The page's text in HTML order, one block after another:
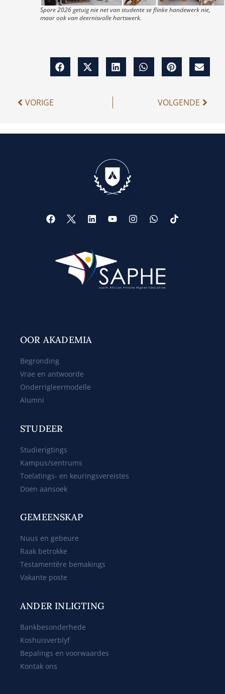
Spore 2026 getuig nie net van studente se flinke handewerk nie,
maar ook van deernisvolle hartswerk.
VORIGE VOLGENDE
OOR AKADEMIA
Begronding
Vrae en antwoorde
Onderrigleermodelle
Alumni
STUDEER
Studierigtings
Kampus/sentrums
Toelatings- en keuringsvereistes
Doen aansoek
GEMEENSKAP
Nuus en gebeure
Raak betrokke
Testamentêre bemakings
Vakante poste
ANDER INLIGTING
Bankbesonderhede
Koshuisverblyf
Bepalings en voorwaardes
Kontak ons